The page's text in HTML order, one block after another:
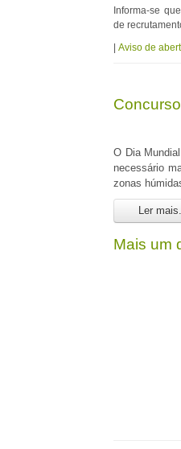
Informa-se
de
|Aviso de
O Dia
necessário
zonas
Ler
Mais um